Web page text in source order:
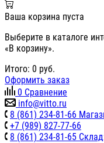
Ваша корзина пуста
Выберите в каталоге
«В корзину».
Итого: 0 руб.
Оформить заказ
0 Сравнение
info@vitto.ru
8 (861) 234-81-66
+7 (989) 827-77-66
8 (861) 234-81-65